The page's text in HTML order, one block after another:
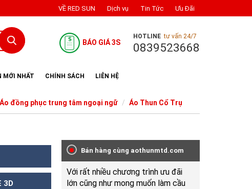
VỀ RED SUN Dịch vụ Tin Tức Ưu Đãi
HOTLINE tư vấn 24/7
0839523668
BÁO GIÁ 3S
MỚI NHẤT CHÍNH SÁCH LIÊN HỆ
Áo đồng phục trung tâm ngoại ngữ Áo Thun Cổ Trụ
3D
Bán hàng cùng aothunmtd.com
Với rất nhiều chương trình ưu đãi
lớn cũng như mong muốn làm cầu